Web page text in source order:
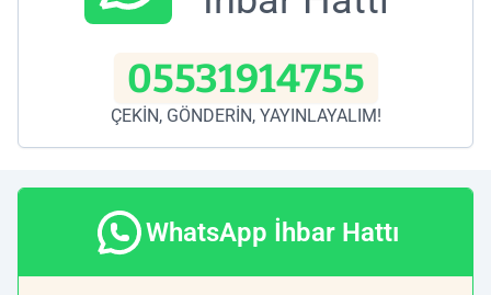
05531914755
ÇEKİN, GÖNDERİN, YAYINLAYALIM!
WhatsApp İhbar Hattı